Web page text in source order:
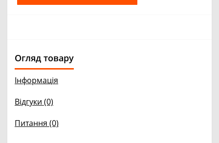
Огляд товару
Інформація
Відгуки (0)
Питання (0)